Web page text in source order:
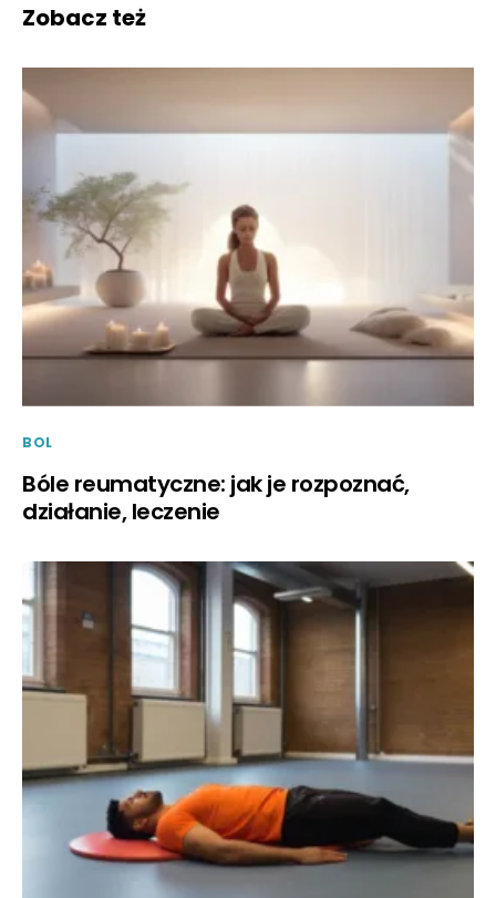
Zobacz też
BOL
Bóle reumatyczne: jak je rozpoznać,
działanie, leczenie